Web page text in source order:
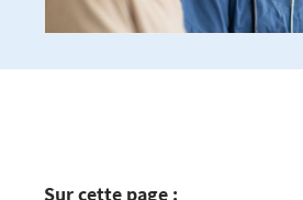
Sur cette page :